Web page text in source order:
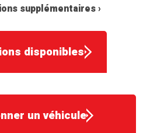
supplémentaires ›
disponibles
un véhicule